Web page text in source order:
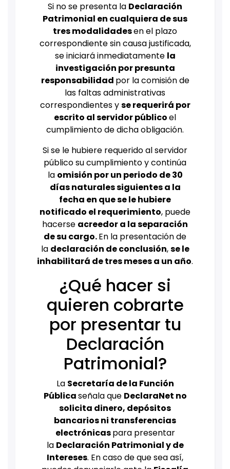
Si no se presenta la Declaración
Patrimonial en cualquiera de sus
tres modalidadesen el plazo
correspondiente sin causa justificada,
se iniciará inmediatamente la
investigación por presunta
responsabilidad por la comisión de
las faltas administrativas
correspondientes yse requerirá por
escrito al servidor públicoel
cumplimiento de dicha obligación.
Si se le hubiere requerido al servidor
público su cumplimiento y continúa
la omisión por un periodo de 30
días naturales siguientes a la
fecha en que se le hubiere
notificado el requerimiento, puede
hacerse acreedor a la separación
de su cargo.En la presentación de
la declaración de conclusión,se le
inhabilitará de tres meses a un año.
¿Qué hacer si
quieren cobrarte
por presentar tu
Declaración
Patrimonial?
La Secretaría de la Función
Públicaseñala que DeclaraNet no
solicita dinero, depósitos
bancarios ni transferencias
electrónicaspara presentar
la Declaración Patrimonial y de
Intereses. En caso de que sea así,